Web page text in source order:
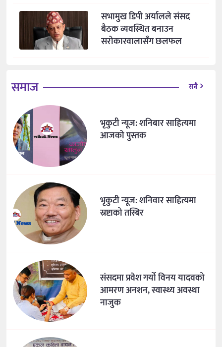
सभामुख डिपी अर्यालले संसद
बैठक व्यवस्थित बनाउन
सरोकारवालासँग छलफल
समाज सबै
भृकुटी न्यूज: शनिबार साहित्यमा
आजको पुस्तक
भृकुटी न्यूज: शनिवार साहित्यमा
स्रष्टाको तस्बिर
संसदमा प्रवेश गर्यो विनय यादवको
आमरण अनशन, स्वास्थ्य अवस्था
नाजुक